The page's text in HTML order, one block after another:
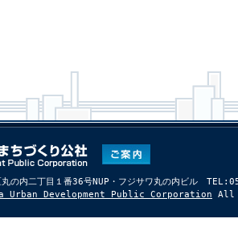
の内二丁目１番36号NUP・フジサワ丸の内ビル
Urban Development Public Corporation All